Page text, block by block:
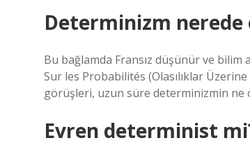
Determinizm nerede
Bu bağlamda Fransız düşünür ve bilim
Sur les Probabilités (Olasılıklar
görüşleri, uzun süre determinizmin ne
Evren determinist